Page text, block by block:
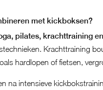
met kickboksen?
pilates, krachttraining
Krachttraining
hardlopen of fietsen,
na intensieve